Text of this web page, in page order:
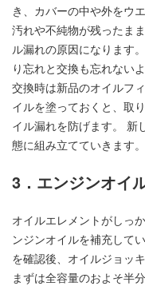
き、カバーの中や外をウ
汚れや不純物が残ったま
ル漏れの原因になります
り忘れと交換も忘れない
交換時は新品のオイルフ
イルを塗っておくと、取
イル漏れを防げます。 新
態に組み立てていきます。
3．エンジンオイ
オイルエレメントがしっ
ンジンオイルを補充して
を確認後、オイルジョッ
まずは全容量のおよそ半